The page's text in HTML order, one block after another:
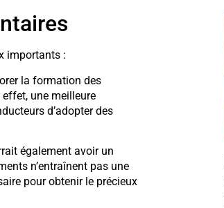
importants :
la formation des
effet, une meilleure
d’adopter des
également avoir un
n’entraînent pas une
pour obtenir le précieux